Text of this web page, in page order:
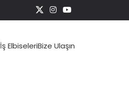
İş ElbiseleriBize Ulaşın